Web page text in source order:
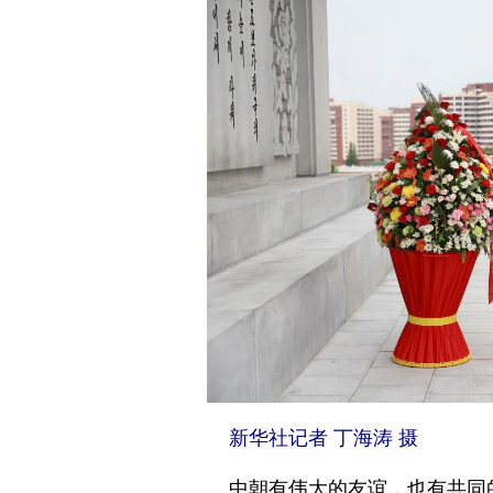
新华社记者 丁海涛 摄
中朝有伟大的友谊，也有共同